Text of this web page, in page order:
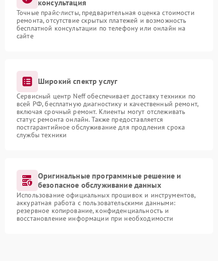
консультация
Точные прайс-листы, предварительная оценка стоимости
ремонта, отсутствие скрытых платежей и возможность
бесплатной консультации по телефону или онлайн на
сайте
Широкий спектр услуг
Сервисный центр Neff обеспечивает доставку техники по
всей РФ, бесплатную диагностику и качественный ремонт,
включая срочный ремонт. Клиенты могут отслеживать
статус ремонта онлайн. Также предоставляется
постгарантийное обслуживание для продления срока
службы техники
Оригинальные программные решение и
безопасное обслуживание данных
Использование официальных прошивок и инструментов,
аккуратная работа с пользовательскими данными:
резервное копирование, конфиденциальность и
восстановление информации при необходимости